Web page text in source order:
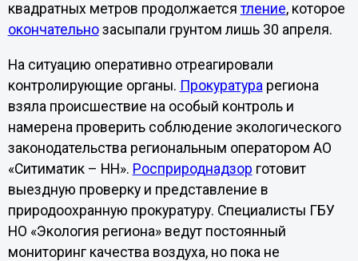
квадратных метров продолжается тление, которое
окончательнозасыпали грунтом лишь 30 апреля.
На ситуацию оперативно отреагировали
контролирующие органы. Прокуратура региона
взяла происшествие на особый контроль и
намерена проверить соблюдение экологического
законодательства региональным оператором АО
«Ситиматик – НН». Росприроднадзор готовит
выездную проверку и представление в
природоохранную прокуратуру. Специалисты ГБУ
НО «Экология региона» ведут постоянный
мониторинг качества воздуха, но пока не